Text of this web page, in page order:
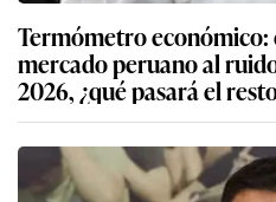
Termómetro económico:
mercado peruano al
2026, ¿qué pasará el